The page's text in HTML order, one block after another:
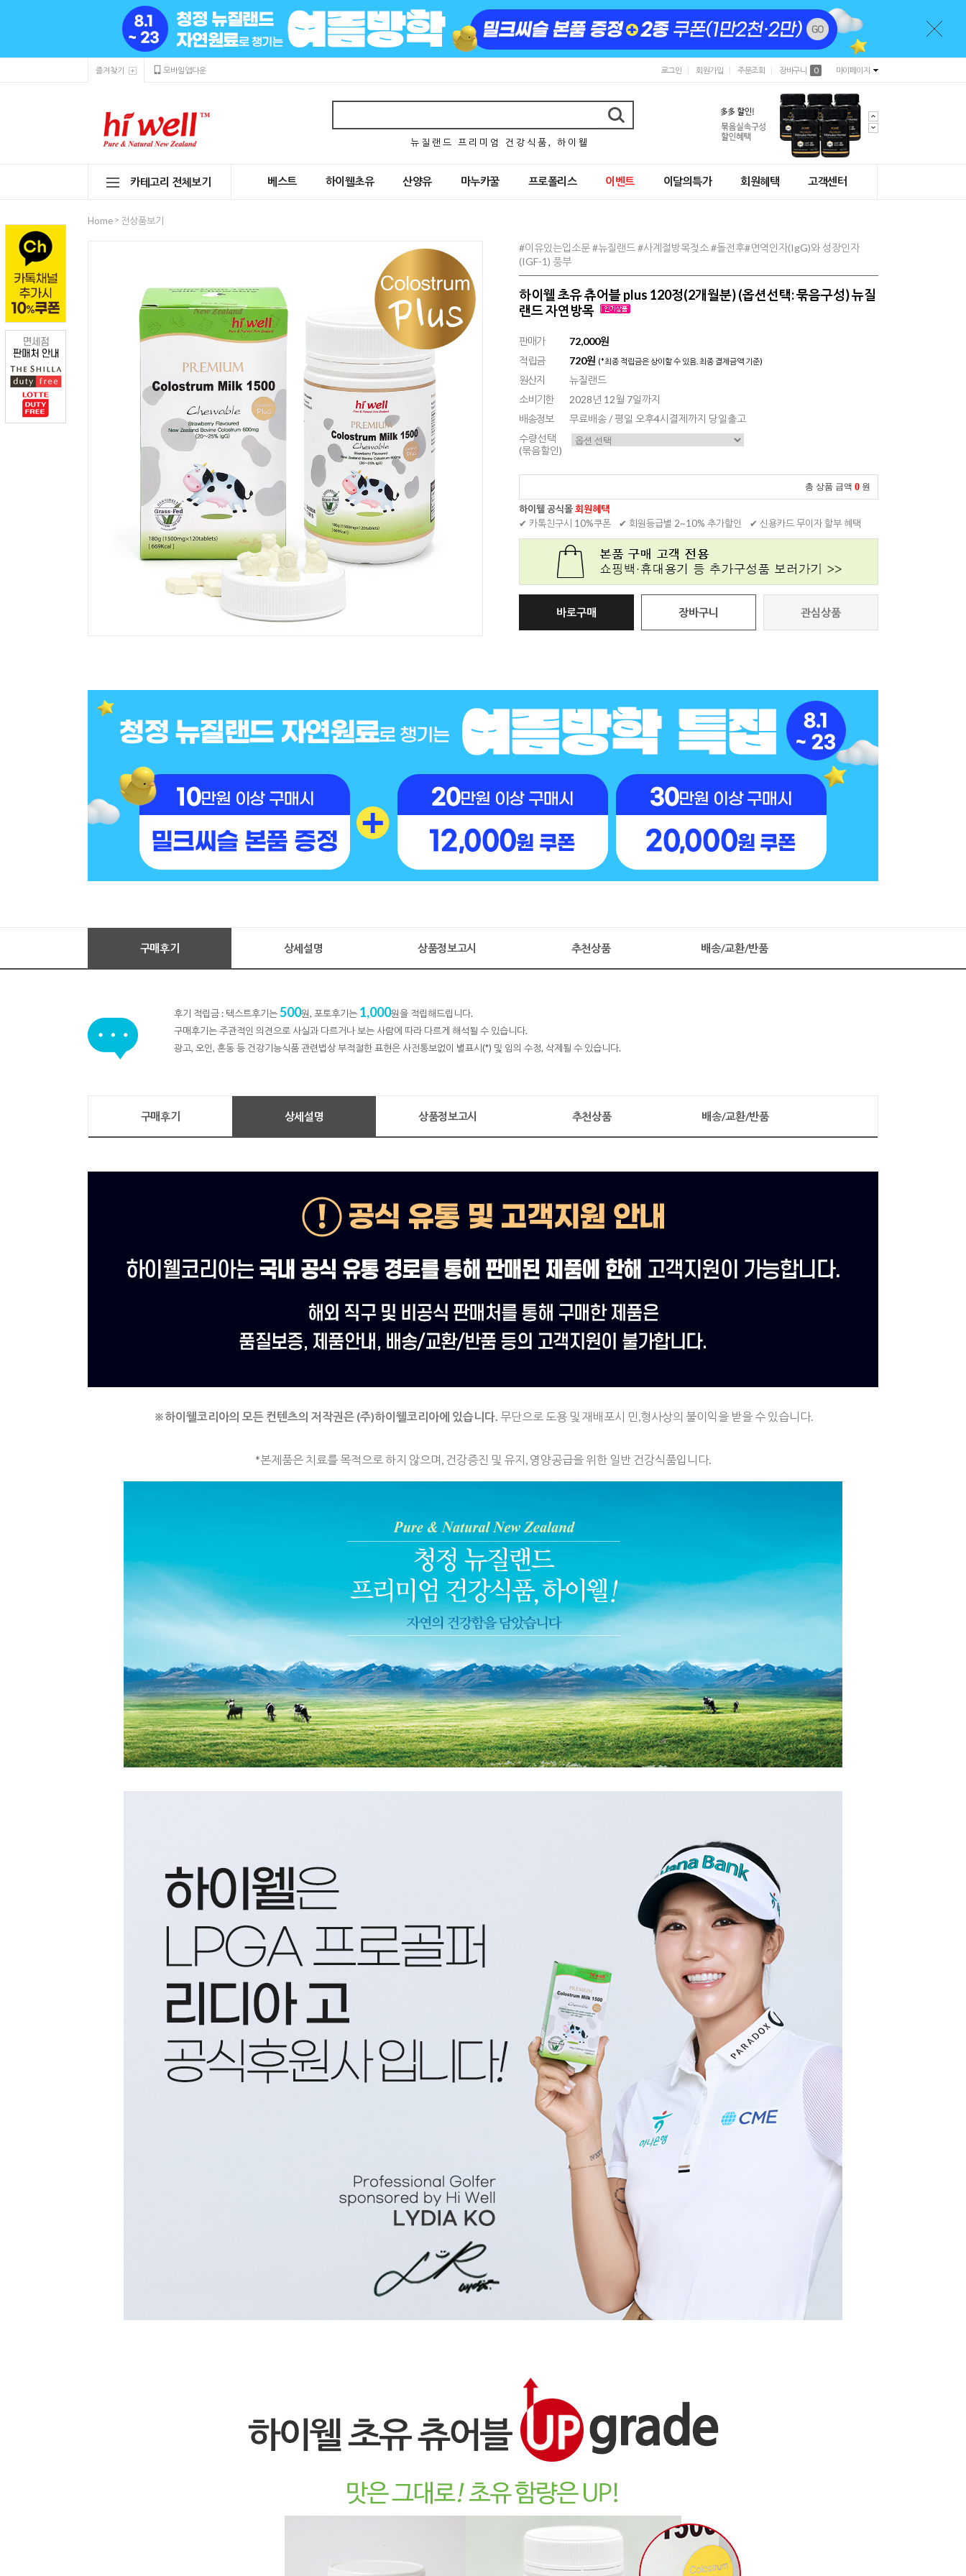
즐겨찾기 모바일앱다운 로그인 회원가입 주문조회 장바구니 0 마이페이지
뉴 질 랜 드 프 리 미 엄 건 강 식 품 , 하 이 웰
카테고리 전체보기 베스트 하이웰초유 산양유 마누카꿀 프로폴리스 이벤트 이달의특가 회원혜택 고객센터
Home > 전상품보기
#이유있는입소문 #뉴질랜드 #사계절방목젖소 #돌전후#면역인자(IgG)와 성장인자
(IGF-1) 풍부
하이웰 초유 츄어블 plus 120정(2개월분) (옵션선택: 묶음구성) 뉴질
랜드 자연방목
판매가
72,000원
적립금
720원 (*최종 적립금은 상이할 수 있음. 최종 결제금액 기준)
원산지
뉴질랜드
소비기한
2028년 12월 7일까지
배송정보
무료배송 / 평일 오후4시결제까지 당일출고
수량선택
(묶음할인)
총 상품 금액 0 원
하이웰 공식몰회원혜택
✔ 카톡친구시 10%쿠폰
✔ 회원등급별 2~10% 추가할인 ✔ 신용카드 무이자 할부 혜택
바로구매 장바구니 관심상품
구매후기 상세설명 상품정보고시 추천상품 배송/교환/반품
후기 적립금 : 텍스트후기는500원, 포토후기는 1,000원을 적립해드립니다.
구매후기는 주관적인 의견으로 사실과 다르거나 보는 사람에 따라 다르게 해석될 수 있습니다.
광고, 오인, 혼동 등 건강기능식품 관련법상 부적절한 표현은 사전통보없이 별표시(*) 및 임의 수정, 삭제될 수 있습니다.
구매후기 상세설명 상품정보고시 추천상품 배송/교환/반품
※하이웰코리아의 모든 컨텐츠의 저작권은 (주)하이웰코리아에 있습니다. 무단으로 도용 및 재배포시 민,형사상의 불이익을 받을 수 있습니다.
*본제품은 치료를 목적으로 하지 않으며, 건강증진 및 유지, 영양공급을 위한 일반 건강식품입니다.